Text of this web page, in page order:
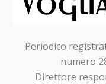
Periodico
numero
Direttore